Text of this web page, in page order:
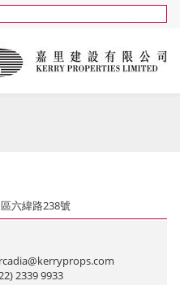
六緯路238號
2339 9933